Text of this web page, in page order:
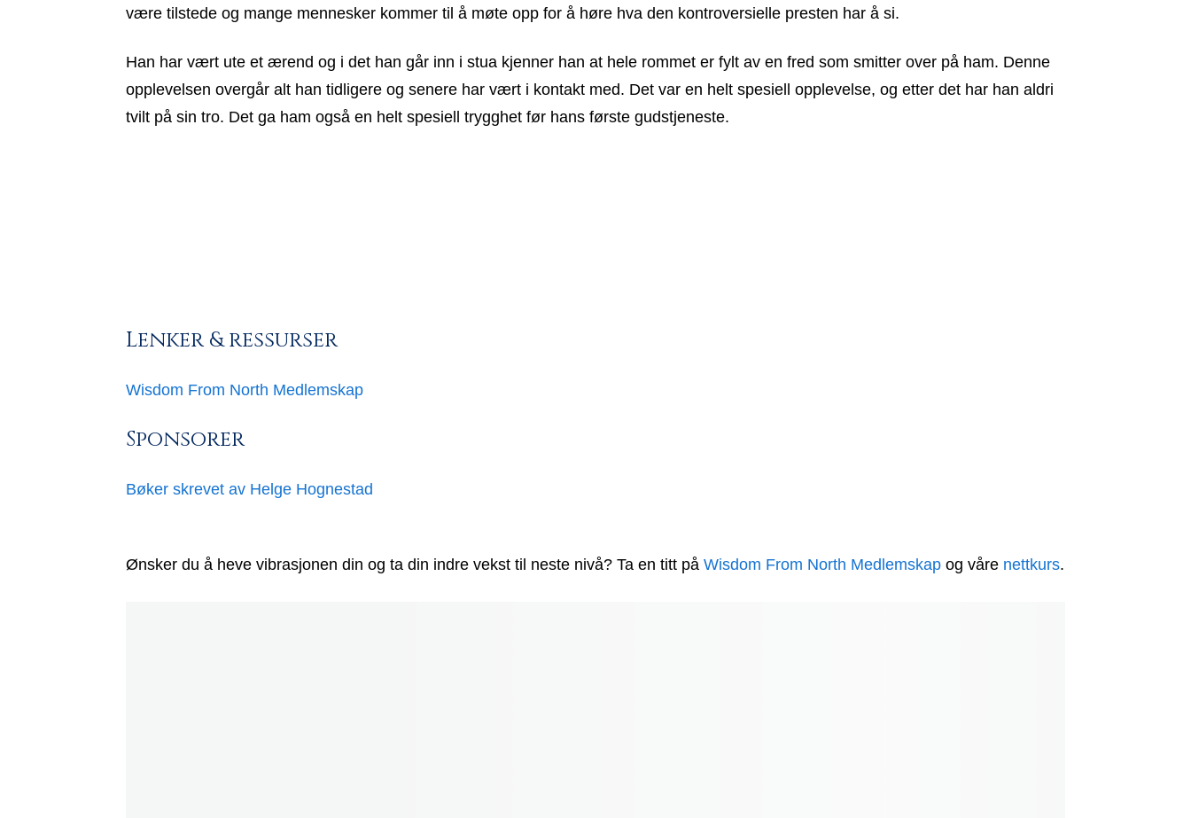
være tilstede og mange mennesker kommer til å møte opp for å høre hva den kontroversielle presten har å si.
Han har vært ute et ærend og i det han går inn i stua kjenner han at hele rommet er fylt av en fred som smitter over på ham. Denne
opplevelsen overgår alt han tidligere og senere har vært i kontakt med. Det var en helt spesiell opplevelse, og etter det har han aldri
tvilt på sin tro. Det ga ham også en helt spesiell trygghet før hans første gudstjeneste.
Lenker & ressurser
Wisdom From North Medlemskap
Sponsorer
Bøker skrevet av Helge Hognestad
Ønsker du å heve vibrasjonen din og ta din indre vekst til neste nivå? Ta en titt på Wisdom From North Medlemskap og våre nettkurs.